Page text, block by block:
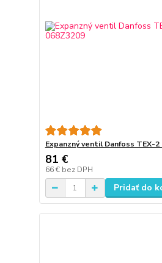
Expanzný ventil Danfoss TEX-2
81 €
66 € bez DPH
Pridať do